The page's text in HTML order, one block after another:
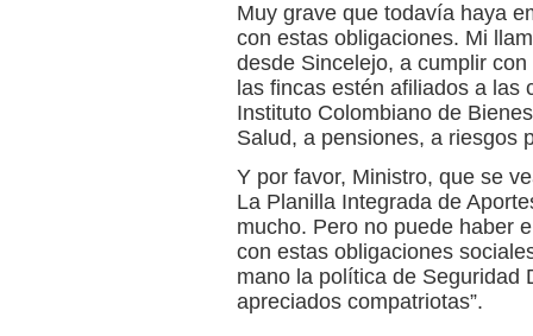
Muy grave que todavía haya
con estas obligaciones. Mi
desde Sincelejo, a cumplir
las fincas estén afiliados a las
Instituto Colombiano de
Salud, a pensiones, a riesgos
Y por favor, Ministro, que se
La Planilla Integrada de
mucho. Pero no puede haber
con estas obligaciones
mano la política de Seguridad
apreciados compatriotas”.